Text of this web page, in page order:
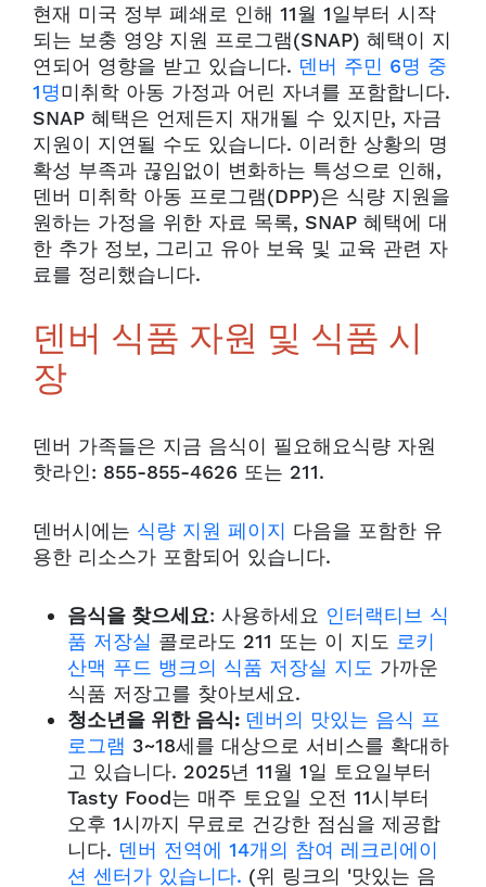
현재 미국 정부 폐쇄로 인해 11월 1일부터 시작
되는 보충 영양 지원 프로그램(SNAP) 혜택이 지
연되어 영향을 받고 있습니다. 덴버 주민 6명 중
1명미취학 아동 가정과 어린 자녀를 포함합니다.
SNAP 혜택은 언제든지 재개될 수 있지만, 자금
지원이 지연될 수도 있습니다. 이러한 상황의 명
확성 부족과 끊임없이 변화하는 특성으로 인해,
덴버 미취학 아동 프로그램(DPP)은 식량 지원을
원하는 가정을 위한 자료 목록, SNAP 혜택에 대
한 추가 정보, 그리고 유아 보육 및 교육 관련 자
료를 정리했습니다.
덴버 식품 자원 및 식품 시
장
덴버 가족들은 지금 음식이 필요해요식량 자원
핫라인: 855-855-4626 또는 211.
덴버시에는 식량 지원 페이지 다음을 포함한 유
용한 리소스가 포함되어 있습니다.
음식을 찾으세요: 사용하세요 인터랙티브 식
품 저장실 콜로라도 211 또는 이 지도 로키
산맥 푸드 뱅크의 식품 저장실 지도 가까운
식품 저장고를 찾아보세요.
청소년을 위한 음식: 덴버의 맛있는 음식 프
로그램 3~18세를 대상으로 서비스를 확대하
고 있습니다. 2025년 11월 1일 토요일부터
Tasty Food는 매주 토요일 오전 11시부터
오후 1시까지 무료로 건강한 점심을 제공합
니다. 덴버 전역에 14개의 참여 레크리에이
션 센터가 있습니다. (위 링크의 '맛있는 음